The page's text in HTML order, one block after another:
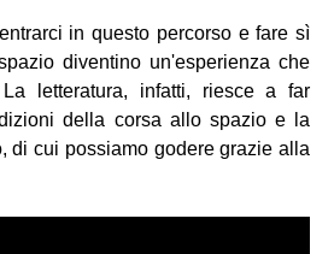
in questo percorso e fare sì
diventino un'esperienza che
letteratura, infatti, riesce a far
della corsa allo spazio e la
di cui possiamo godere grazie alla